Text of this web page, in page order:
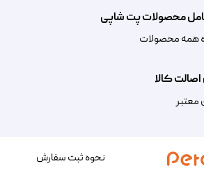
کالا
معتبر​​​​​​​
محصولات پت شاپی
همه محصولات
نحوه ثبت سفارش